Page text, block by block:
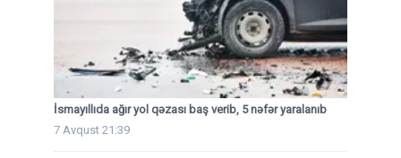
İsmayıllıda ağır yol qəzası baş verib, 5 nəfər yaralanıb
7 Avqust 21:39